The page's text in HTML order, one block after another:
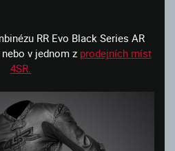
RR Evo Black Series AR
v jednom z prodejních míst
4SR.